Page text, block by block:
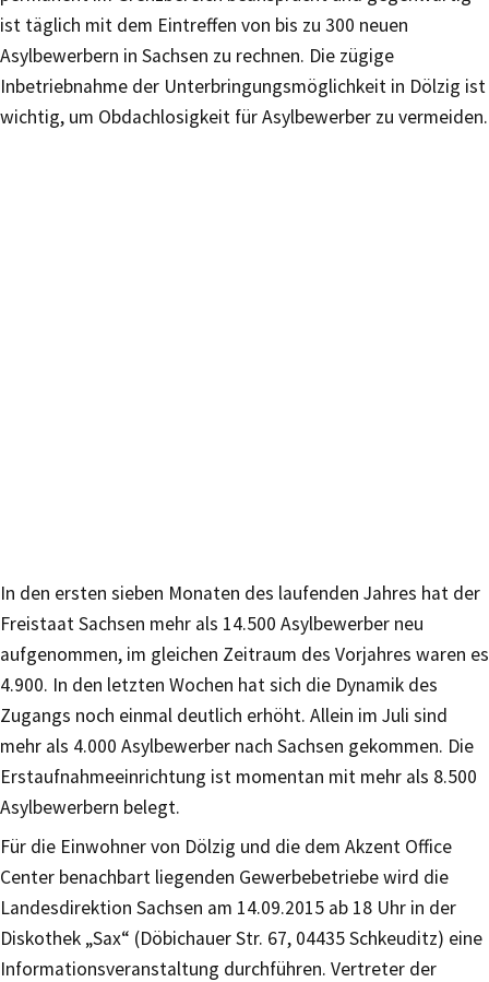
ist täglich mit dem Eintreffen von bis zu 300 neuen
Asylbewerbern in Sachsen zu rechnen. Die zügige
Inbetriebnahme der Unterbringungsmöglichkeit in Dölzig ist
wichtig, um Obdachlosigkeit für Asylbewerber zu vermeiden.
In den ersten sieben Monaten des laufenden Jahres hat der
Freistaat Sachsen mehr als 14.500 Asylbewerber neu
aufgenommen, im gleichen Zeitraum des Vorjahres waren es
4.900. In den letzten Wochen hat sich die Dynamik des
Zugangs noch einmal deutlich erhöht. Allein im Juli sind
mehr als 4.000 Asylbewerber nach Sachsen gekommen. Die
Erstaufnahmeeinrichtung ist momentan mit mehr als 8.500
Asylbewerbern belegt.
Für die Einwohner von Dölzig und die dem Akzent Office
Center benachbart liegenden Gewerbebetriebe wird die
Landesdirektion Sachsen am 14.09.2015 ab 18 Uhr in der
Diskothek „Sax“ (Döbichauer Str. 67, 04435 Schkeuditz) eine
Informationsveranstaltung durchführen. Vertreter der